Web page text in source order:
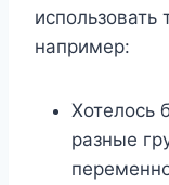
использовать
например:
Хотелось
разные